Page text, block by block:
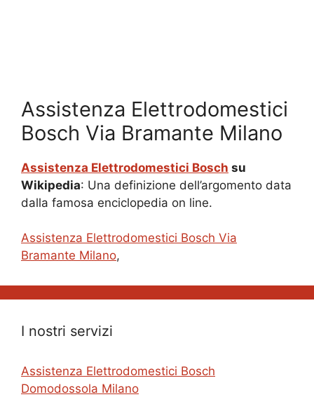
Assistenza Elettrodomestici
Bosch Via Bramante Milano
Assistenza Elettrodomestici Bosch su
Wikipedia: Una definizione dell’argomento data
dalla famosa enciclopedia on line.
Assistenza Elettrodomestici Bosch Via
Bramante Milano,
I nostri servizi
Assistenza Elettrodomestici Bosch
Domodossola Milano